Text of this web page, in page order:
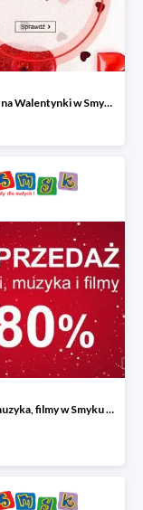
Prezenty na Walentynki w Smyku do -60%
Książki, muzyka, filmy w Smyku do -80%